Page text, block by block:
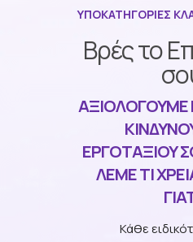
ΥΠΟΚΑΤΗΓΟΡΙΕΣ
Βρές το
ΕΡΓΟΤΑΞΙΟΥ
ΛΕΜΕ ΤΙ
Κάθε